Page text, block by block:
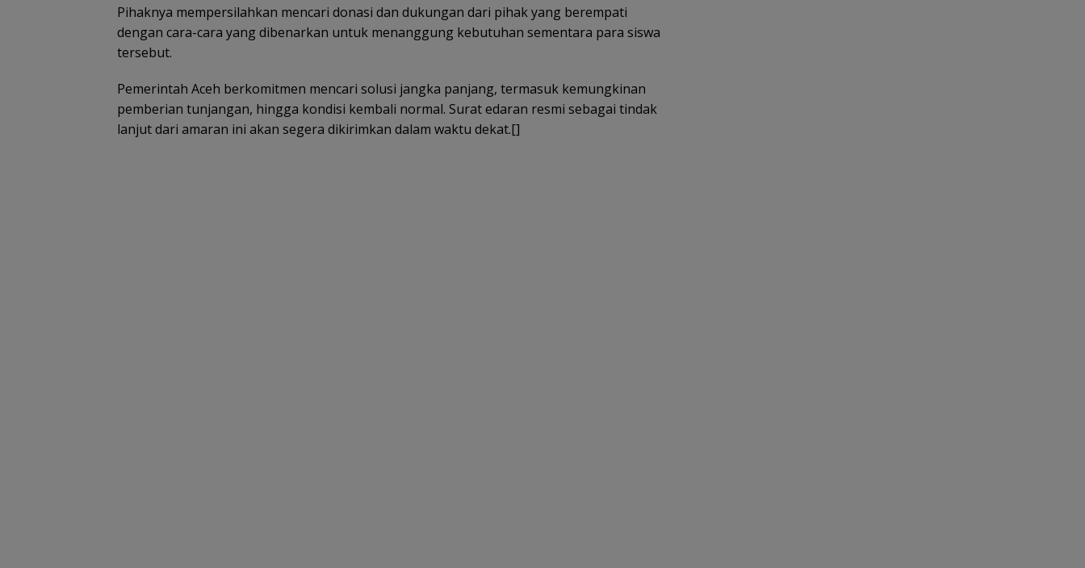
Pihaknya mempersilahkan mencari donasi dan dukungan dari pihak yang berempati
dengan cara-cara yang dibenarkan untuk menanggung kebutuhan sementara para siswa
tersebut.
Pemerintah Aceh berkomitmen mencari solusi jangka panjang, termasuk kemungkinan
pemberian tunjangan, hingga kondisi kembali normal. Surat edaran resmi sebagai tindak
lanjut dari amaran ini akan segera dikirimkan dalam waktu dekat.[]